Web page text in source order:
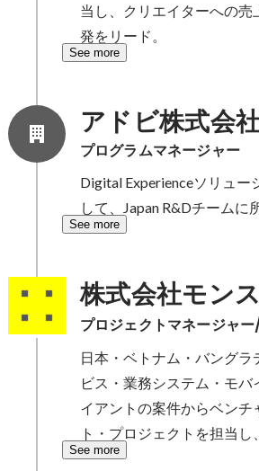
当し、クリエイターへの
発をリード。
See more
アドビ株式会
プログラムマネージャー
Digital Experienceソリュ
して、Japan R&Dチームに
See more
株式会社モン
プロジェクトマネージャ
日本・ベトナム・バング
ビス・業務システム・モ
イアントの案件からベン
ト・プロジェクトを担当し
See more